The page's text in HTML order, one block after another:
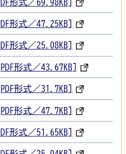
形式／69.98KB]
形式／47.25KB]
形式／25.08KB]
形式／43.67KB]
形式／31.7KB]
形式／47.7KB]
形式／51.65KB]